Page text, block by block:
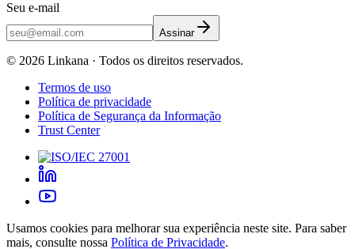
Seu e-mail
Assinar
© 2026 Linkana · Todos os direitos reservados.
Termos de uso
Política de privacidade
Política de Segurança da Informação
Trust Center
Usamos cookies para melhorar sua experiência neste site. Para saber
mais, consulte nossa Política de Privacidade.